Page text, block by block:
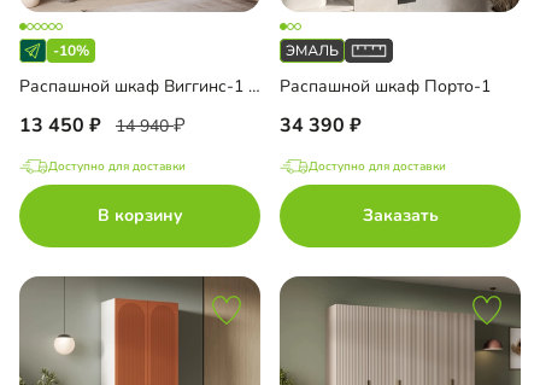
-10%
Распашной шкаф Виггинс-1 с антресолью
13 450 14 940
Доступно для доставки
В корзину
Распашной шкаф Порто-1
34 390
Доступно для доставки
Заказать